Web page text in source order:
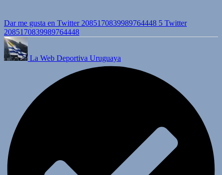
Dar me gusta en Twitter 2085170839989764448 5 Twitter
2085170839989764448
La Web Deportiva Uruguaya